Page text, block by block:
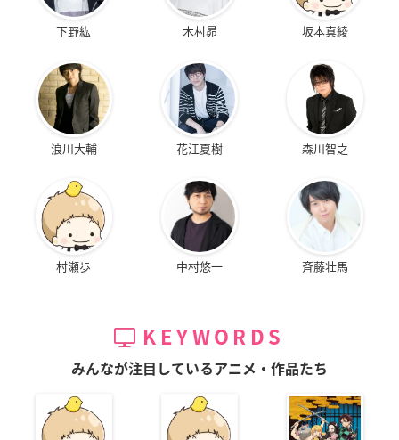
下野紘 木村昴 坂本真綾
浪川大輔 花江夏樹 森川智之
村瀬歩 中村悠一 斉藤壮馬
KEYWORDS
みんなが注目しているアニメ・作品たち